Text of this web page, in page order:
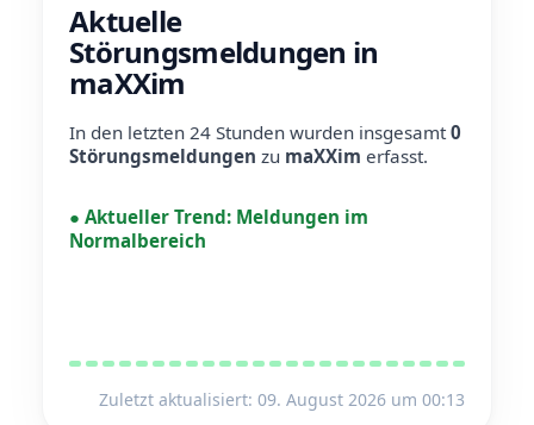
Aktuelle
Störungsmeldungen in
maXXim
In den letzten 24 Stunden wurden insgesamt0
Störungsmeldungen zu maXXim erfasst.
● Aktueller Trend: Meldungen im
Normalbereich
Zuletzt aktualisiert: 09. August 2026 um 00:13